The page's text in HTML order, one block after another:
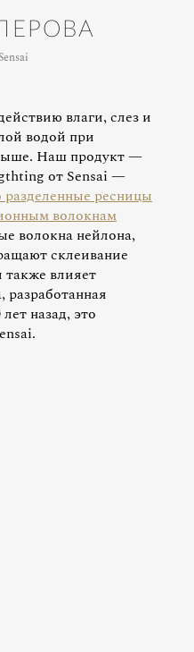
влаги, слез и
водой при
Наш продукт —
от Sensai —
разделенные ресницы
волокнам
волокна нейлона,
склеивание
также влияет
разработанная
назад, это